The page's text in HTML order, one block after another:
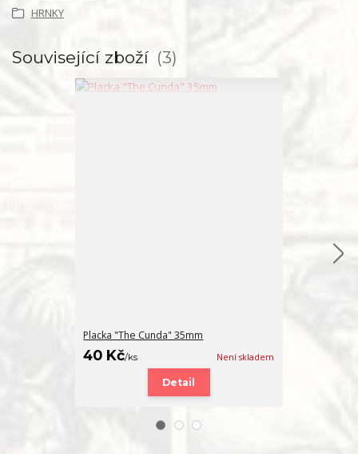
HRNKY
Související zboží 3
Placka "The Cunda" 35mm
40 Kč/ks Není skladem
Detail